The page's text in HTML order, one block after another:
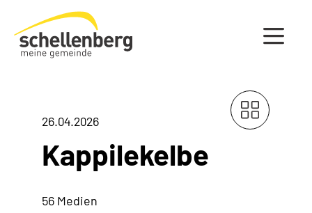
Gemeinde Schellenberg Startseite
26.04.2026
Kappilekelbe
56 Medien